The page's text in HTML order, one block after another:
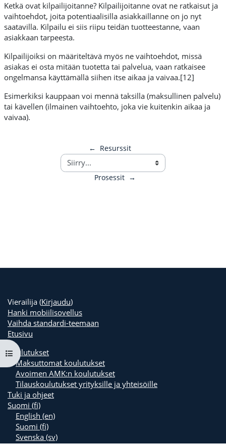
Avaa kurssisisältö
Ketkä ovat kilpailijoitanne? Kilpailijoitanne ovat ne ratkaisut ja
vaihtoehdot, joita potentiaalisilla asiakkaillanne on jo nyt
saatavilla. Kilpailu ei siis riipu teidän tuotteestanne, vaan
asiakkaan tarpeesta.
Kilpailijoiksi on määriteltävä myös ne vaihtoehdot, missä
asiakas ei osta mitään tuotetta tai palvelua, vaan ratkaisee
ongelmansa käyttämällä siihen itse aikaa ja vaivaa.[12]
Esimerkiksi kauppaan voi mennä taksilla (maksullinen palvelu)
tai kävellen (ilmainen vaihtoehto, joka vie kuitenkin aikaa ja
vaivaa).
← Resurssit
→
Prosessit
Vierailija (Kirjaudu)
Hanki mobiilisovellus
Vaihda standardi-teemaan
Etusivu
Koulutukset
Maksuttomat koulutukset
Avoimen AMK:n koulutukset
Tilauskoulutukset yrityksille ja yhteisöille
Tuki ja ohjeet
Suomi ‎(fi)‎
English ‎(en)‎
Suomi ‎(fi)‎
Svenska ‎(sv)‎